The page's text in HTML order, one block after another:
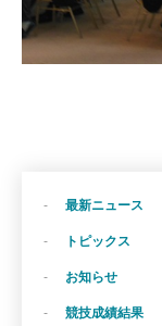
最新ニュース
トピックス
お知らせ
競技成績結果